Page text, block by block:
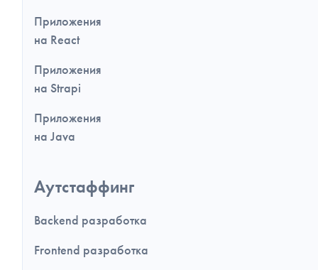
Приложения
на React
Приложения
на Strapi
Приложения
на Java
Аутстаффинг
Backend разработка
Frontend разработка